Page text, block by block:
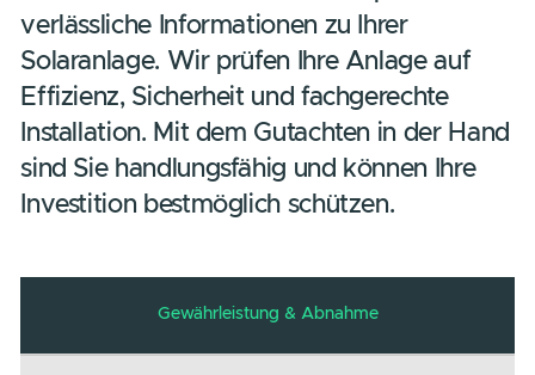
Gutachten auf den
gebracht.
Unsere Gutachten liefern Ihnen präzise
verlässliche Informationen zu Ihrer
Effizienz, Sicherheit und fachgerechte
Installation. Mit dem Gutachten in der
sind Sie handlungsfähig und können Ihre